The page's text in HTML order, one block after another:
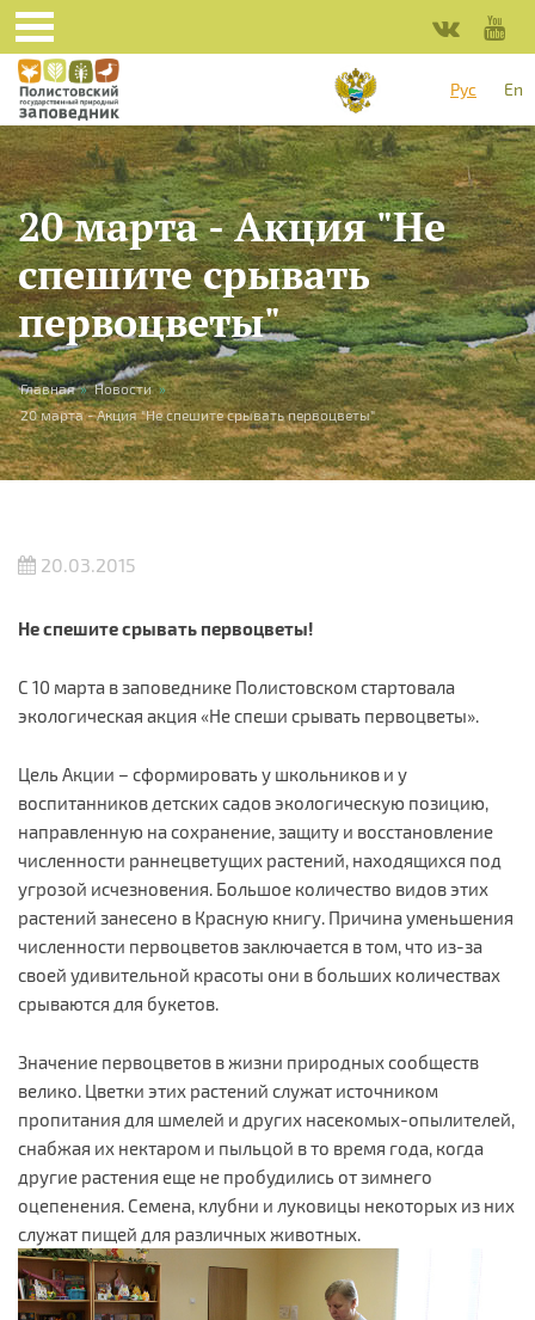
Перейти к основному содержанию
Рус
En
20 марта - Акция "Не
спешите срывать
первоцветы"
Вы здесь
Главная » Новости »
20 марта - Акция "Не спешите срывать первоцветы"
20.03.2015
Не спешите срывать первоцветы!
C 10 марта в заповеднике Полистовском стартовала
экологическая акция «Не спеши срывать первоцветы».
Цель Акции – сформировать у школьников и у
воспитанников детских садов экологическую позицию,
направленную на сохранение, защиту и восстановление
численности раннецветущих растений, находящихся под
угрозой исчезновения. Большое количество видов этих
растений занесено в Красную книгу. Причина уменьшения
численности первоцветов заключается в том, что из-за
своей удивительной красоты они в больших количествах
срываются для букетов.
Значение первоцветов в жизни природных сообществ
велико. Цветки этих растений служат источником
пропитания для шмелей и других насекомых-опылителей,
снабжая их нектаром и пыльцой в то время года, когда
другие растения еще не пробудились от зимнего
оцепенения. Семена, клубни и луковицы некоторых из них
служат пищей для различных животных.